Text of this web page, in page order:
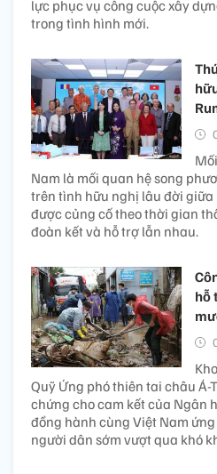
lực phục vụ công cuộc xây
trong tình hình mới.
Nam là mối quan hệ song
trên tình hữu nghị lâu đời
được củng cố theo thời gian
đoàn kết và hỗ trợ lẫn nhau.
hỗ
Quỹ Ứng phó thiên tai châu
chứng cho cam kết của Ngân
đồng hành cùng Việt Nam
người dân sớm vượt qua khó